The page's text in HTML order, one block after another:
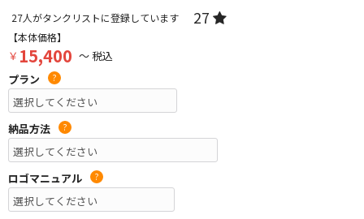
27人がタンクリストに登録しています 27
【本体価格】
￥ 15,400 ～ 税込
プラン
?
納品方法 ?
ロゴマニュアル ?